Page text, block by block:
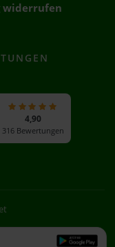
widerrufen
4,90
316 Bewertungen